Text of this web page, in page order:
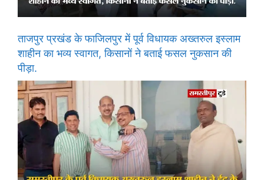
ताजपुर प्रखंड के फाजिलपुर में पूर्व विधायक अख्तरुल इस्लाम
शाहीन का भव्य स्वागत, किसानों ने बताई फसल नुकसान की
पीड़ा.